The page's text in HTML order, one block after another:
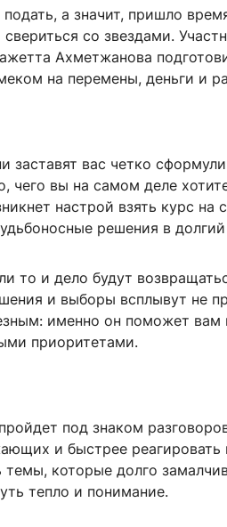
а значит, пришло
со звездами.
Ахметжанова
на перемены, деньги и
заставят вас четко
чего вы на самом деле
настрой взять курс на
решения в
то и дело будут
и выборы всплывут не
именно он поможет вам
приоритетами.
под знаком
и быстрее реагировать
темы, которые долго
тепло и понимание.